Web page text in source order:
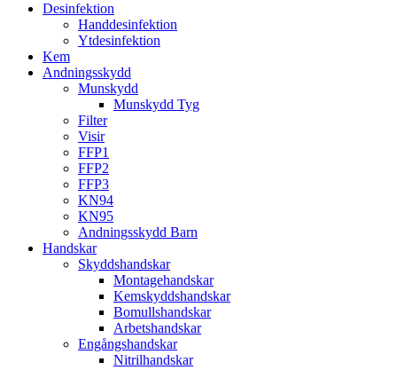
Desinfektion
Handdesinfektion
Ytdesinfektion
Kem
Andningsskydd
Munskydd
Munskydd Tyg
Filter
Visir
FFP1
FFP2
FFP3
KN94
KN95
Andningsskydd Barn
Handskar
Skyddshandskar
Montagehandskar
Kemskyddshandskar
Bomullshandskar
Arbetshandskar
Engångshandskar
Nitrilhandskar